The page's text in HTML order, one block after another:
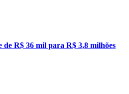
de R$ 36 mil para R$ 3,8 milhões